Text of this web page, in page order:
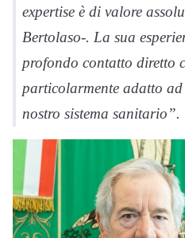
expertise è di valore
Bertolaso-. La sua
profondo contatto diretto
particolarmente adatto
nostro sistema sanitario”.